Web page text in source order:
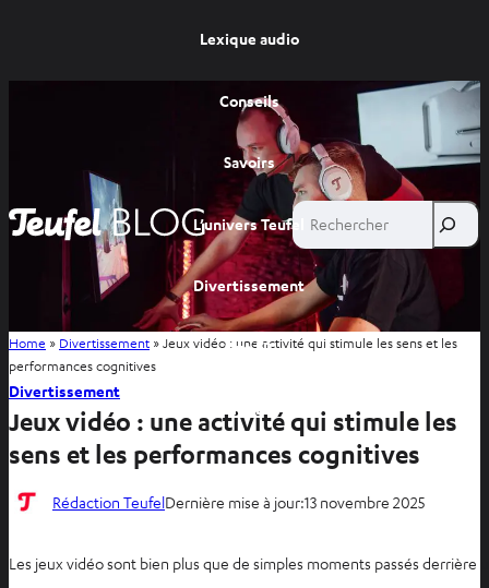
Lexique audio
Conseils
Savoirs
L’univers Teufel
Divertissement
Site FR
Site BE
Rechercher
Home » Divertissement »Jeux vidéo : une activité qui stimule les sens et les
performances cognitives
Divertissement
Jeux vidéo : une activité qui stimule les
sens et les performances cognitives
Rédaction TeufelDernière mise à jour:13 novembre 2025
Les jeux vidéo sont bien plus que de simples moments passés